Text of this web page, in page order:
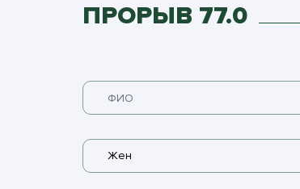
ПРОРЫВ 77.0
Жен